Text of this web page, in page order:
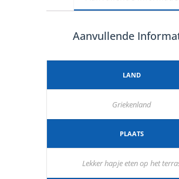
Aanvullende
LAND
Griekenland
PLAATS
Lekker hapje eten op het